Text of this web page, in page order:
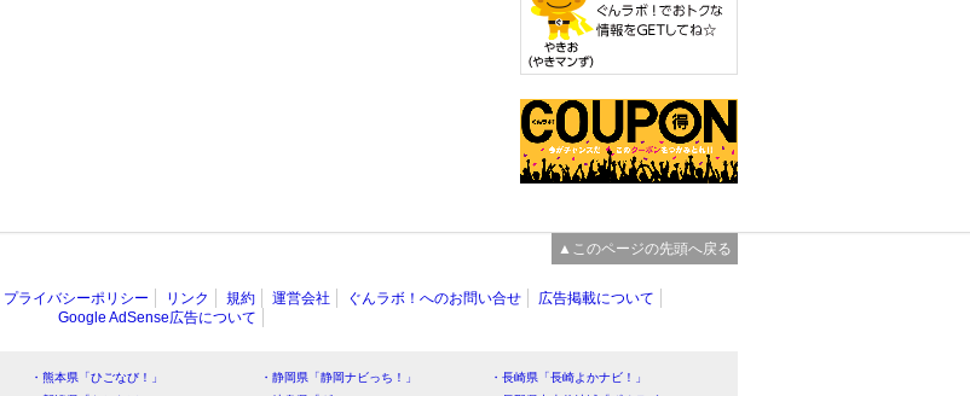
▲このページの先頭へ戻る
プライバシーポリシー リンク 規約 運営会社 ぐんラボ！へのお問い合せ
広告掲載について
Google AdSense広告について
・熊本県「ひごなび！」 ・静岡県「静岡ナビっち！」
・長崎県「長崎よかナビ！」